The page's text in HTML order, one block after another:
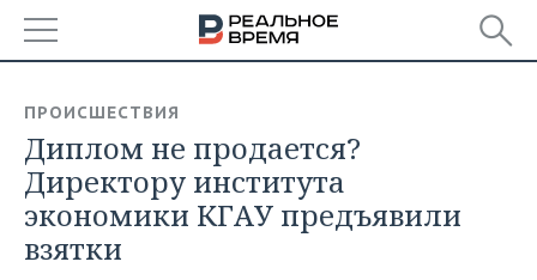
БАШКОРТОСТАН
ТАТАРСТАН
УДМУРТИЯ
НОВОСТИ
АНАЛИТИКА
НОВОСТИ АНАЛИТИКИ
ЭКОНОМИКА
ПРОИСШЕСТВИЯ
Диплом не продается?
Директору института
экономики КГАУ предъявили
взятки